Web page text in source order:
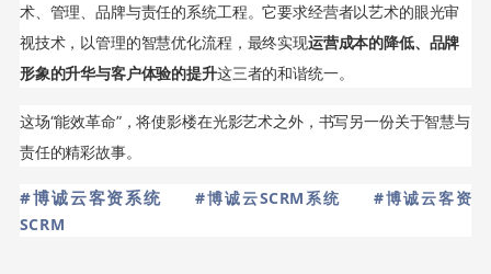
术、管理、品牌与责任的系统工程。它要求经营者以艺术的眼光审
视技术，以管理的智慧优化流程，最终实现运营成本的降低、品牌
形象的升华与客户体验的提升这三者的和谐统一。
这场“能效革命”，将使影楼在光影艺术之外，书写另一份关于智慧与
责任的精彩故事。
#博诚云客资系统 #博诚云SCRM系统
#博诚云客资
SCRM